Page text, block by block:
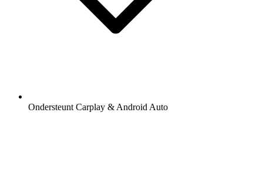
Ondersteunt Carplay & Android Auto